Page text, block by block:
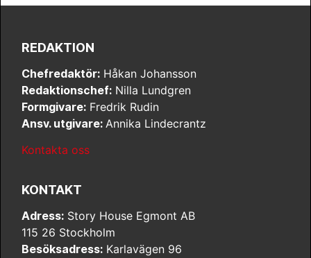
REDAKTION
Chefredaktör: Håkan Johansson
Redaktionschef: Nilla Lundgren
Formgivare: Fredrik Rudin
Ansv. utgivare: Annika Lindecrantz
Kontakta oss
KONTAKT
Adress: Story House Egmont AB
115 26 Stockholm
Besöksadress: Karlavägen 96